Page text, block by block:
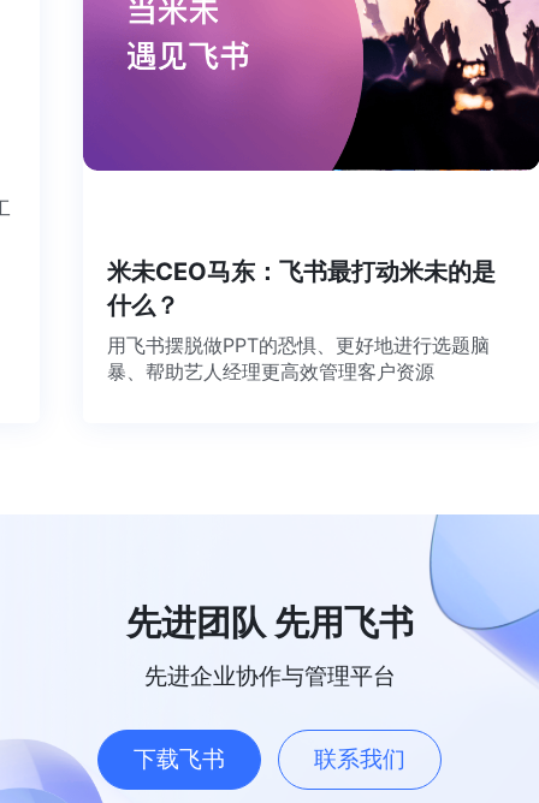
工
米未CEO马东：飞书最打动米未的是
什么？
用飞书摆脱做PPT的恐惧、更好地进行选题脑
暴、帮助艺人经理更高效管理客户资源
先进团队 先用飞书
先进企业协作与管理平台
下载飞书 联系我们